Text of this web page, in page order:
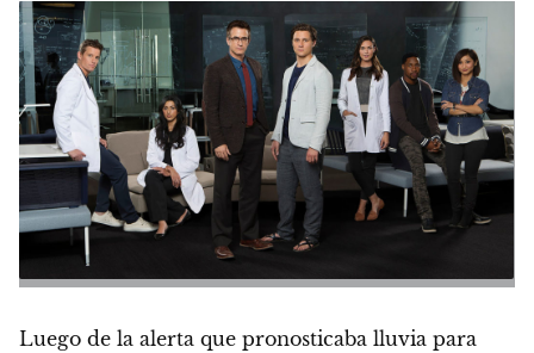
Luego de la alerta que pronosticaba lluvia para